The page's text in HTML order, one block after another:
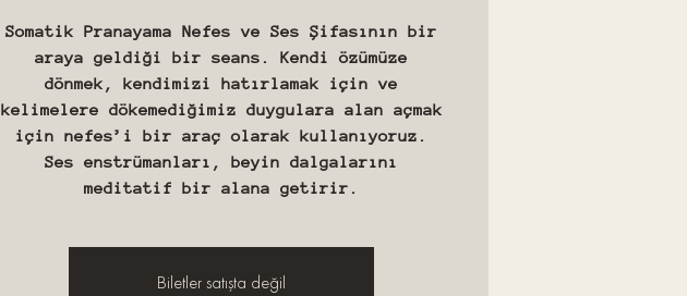
Somatik Pranayama Nefes ve Ses Şifasının bir
araya geldiği bir seans. Kendi özümüze
dönmek, kendimizi hatırlamak için ve
kelimelere dökemediğimiz duygulara alan açmak
için nefes’i bir araç olarak kullanıyoruz.
Ses enstrümanları, beyin dalgalarını
meditatif bir alana getirir.
Biletler satışta değil